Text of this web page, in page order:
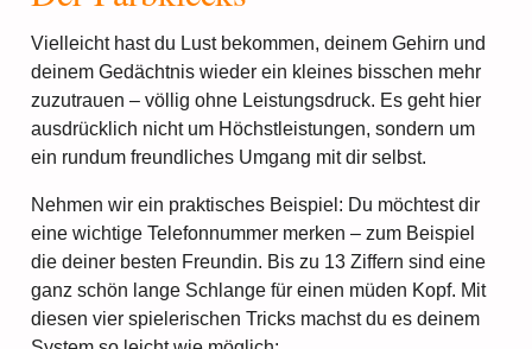
Vielleicht hast du Lust bekommen, deinem Gehirn und
deinem Gedächtnis wieder ein kleines bisschen mehr
zuzutrauen – völlig ohne Leistungsdruck. Es geht hier
ausdrücklich nicht um Höchstleistungen, sondern um
ein rundum freundliches Umgang mit dir selbst.
Nehmen wir ein praktisches Beispiel: Du möchtest dir
eine wichtige Telefonnummer merken – zum Beispiel
die deiner besten Freundin. Bis zu 13 Ziffern sind eine
ganz schön lange Schlange für einen müden Kopf. Mit
diesen vier spielerischen Tricks machst du es deinem